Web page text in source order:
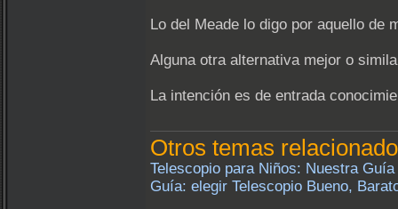
Lo del Meade lo digo por aquello de
Alguna otra alternativa mejor o
La intención es de entrada
Otros temas
Telescopio para Niños: Nuestra
Guía: elegir Telescopio Bueno,